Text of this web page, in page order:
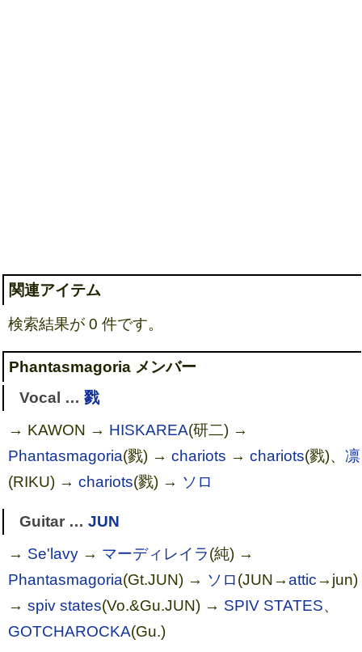
関連アイテム
検索結果が 0 件です。
Phantasmagoria メンバー
Vocal … 戮
→ KAWON → HISKAREA(研二) →
Phantasmagoria(戮) →chariots →chariots(戮)、凛
(RIKU) →chariots(戮) → ソロ
Guitar … JUN
→ Se'lavy → マーディレイラ(純) →
Phantasmagoria(Gt.JUN) → ソロ(JUN→attic→jun)
→spiv states(Vo.&Gu.JUN) → SPIV STATES、
GOTCHAROCKA(Gu.)